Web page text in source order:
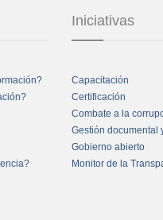
Iniciativas
Capacitación
Certificación
Combate a la
Gestión documental
Gobierno abierto
Monitor de la